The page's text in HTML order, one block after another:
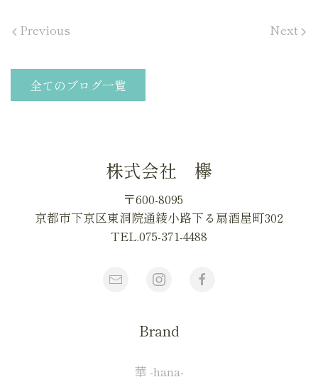
Previous Next
全てのブログ一覧
株式会社 欅
〒600-8095
京都市下京区東洞院通綾小路下る扇酒屋町302
TEL.075-371-4488
Brand
華 -hana-